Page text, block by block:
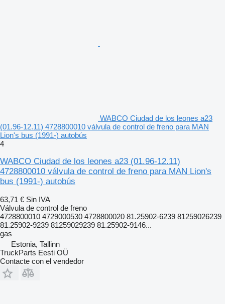
WABCO Ciudad de los leones a23
(01.96-12.11) 4728800010 válvula de control de freno para MAN
Lion's bus (1991-) autobús
4
WABCO Ciudad de los leones a23 (01.96-12.11)
4728800010 válvula de control de freno para MAN Lion's
bus (1991-) autobús
63,71 € Sin IVA
Válvula de control de freno
4728800010 4729000530 4728800020 81.25902-6239 81259026239
81.25902-9239 81259029239 81.25902-9146...
gas
Estonia, Tallinn
TruckParts Eesti OÜ
Contacte con el vendedor